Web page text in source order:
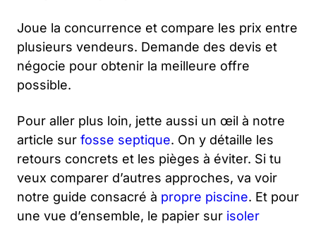
Joue la concurrence et compare les prix entre
plusieurs vendeurs. Demande des devis et
négocie pour obtenir la meilleure offre
possible.
Pour aller plus loin, jette aussi un œil à notre
article sur fosse septique. On y détaille les
retours concrets et les pièges à éviter. Si tu
veux comparer d’autres approches, va voir
notre guide consacré à propre piscine. Et pour
une vue d’ensemble, le papier sur isoler